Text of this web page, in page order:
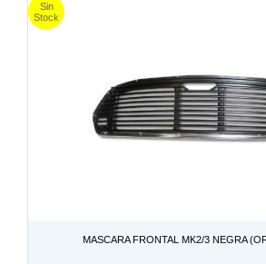
MASCARA FRONTAL MK2/3 NEGRA